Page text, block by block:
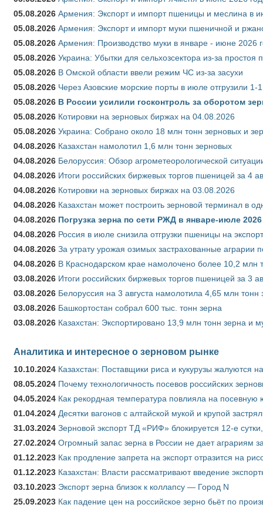
05.08.2026 Армения: Экспорт и импорт пшеницы и меслина в
05.08.2026 Армения: Экспорт и импорт муки пшеничной и
05.08.2026 Армения: Производство муки в январе - июне 2026
05.08.2026 Украина: Убытки для сельхозсектора из-за простоя
05.08.2026 В Омской области ввели режим ЧС из-за засухи
05.08.2026 Через Азовские морские порты в июле отгрузили
05.08.2026 В России усилили госконтроль за оборотом
05.08.2026 Котировки на зерновых биржах на 04.08.2026
05.08.2026 Украина: Собрано около 18 млн тонн зерновых и
04.08.2026 Казахстан намолотил 1,6 млн тонн зерновых
04.08.2026 Белоруссия: Обзор агрометеорологической
04.08.2026 Итоги российских биржевых торгов пшеницей за 4
04.08.2026 Котировки на зерновых биржах на 03.08.2026
04.08.2026 Казахстан может построить зерновой терминал в
04.08.2026 Погрузка зерна по сети РЖД в январе-июле
04.08.2026 Россия в июле снизила отгрузки пшеницы на
04.08.2026 За утрату урожая озимых застрахованные аграрии
04.08.2026 В Краснодарском крае намолочено более 10,2 млн
03.08.2026 Итоги российских биржевых торгов пшеницей за 3
03.08.2026 Белоруссия на 3 августа намолотила 4,65 млн тонн
03.08.2026 Башкортостан собрал 600 тыс. тонн зерна
03.08.2026 Казахстан: Экспортировано 13,9 млн тонн зерна и
Аналитика и интересное о зерновом рынке
10.10.2024 Казахстан: Поставщики риса и кукурузы жалуются
08.05.2024 Почему технологичность посевов российских
04.05.2024 Как рекордная температура повлияла на
01.04.2024 Десятки вагонов с алтайской мукой и крупой
31.03.2024 Зерновой экспорт ТД «РИФ» блокируется 12-е
27.02.2024 Огромный запас зерна в России не дает аграриям
01.12.2023 Как продление запрета на экспорт отразится на
01.12.2023 Казахстан: Власти рассматривают введение
03.10.2023 Экспорт зерна близок к коллапсу — Город N
25.09.2023 Как падение цен на российское зерно бьёт по